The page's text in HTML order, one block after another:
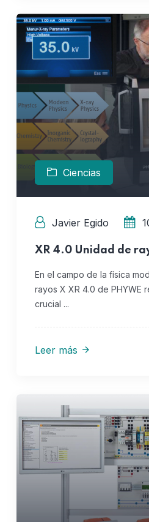
Ciencias
Javier Egido
XR 4.0 Unidad de
En el campo de la física
rayos X XR 4.0 de PHYWE
crucial ...
Leer más